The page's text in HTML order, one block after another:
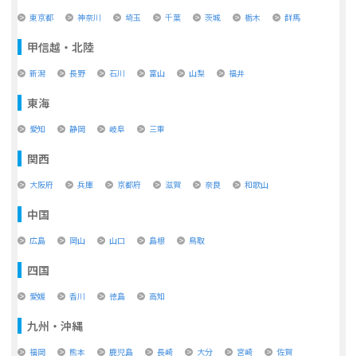
東京都 神奈川 埼玉 千葉 茨城 栃木 群馬
甲信越・北陸
新潟 長野 石川 富山 山梨 福井
東海
愛知 静岡 岐阜 三重
関西
大阪府 兵庫 京都府 滋賀 奈良 和歌山
中国
広島 岡山 山口 島根 鳥取
四国
愛媛 香川 徳島 高知
九州・沖縄
福岡 熊本 鹿児島 長崎 大分 宮崎 佐賀